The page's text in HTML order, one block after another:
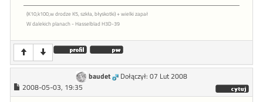
(K10,k100,w drodze K5, szkła, błyskotki) + wielki zapał
W dalekich planach - Hasselblad H3D-39
baudet
Dołączył: 07 Lut 2008
2008-05-03, 19:35